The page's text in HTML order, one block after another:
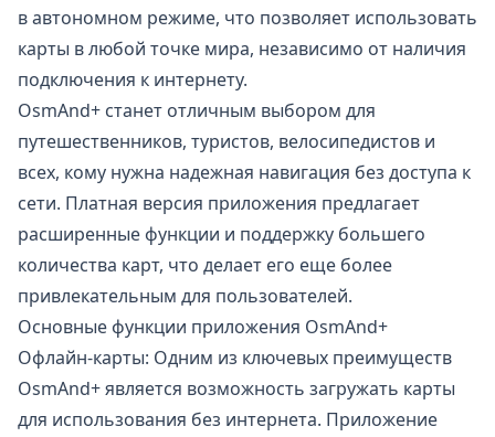
в автономном режиме, что позволяет использовать
карты в любой точке мира, независимо от наличия
подключения к интернету.
OsmAnd+ станет отличным выбором для
путешественников, туристов, велосипедистов и
всех, кому нужна надежная навигация без доступа к
сети. Платная версия приложения предлагает
расширенные функции и поддержку большего
количества карт, что делает его еще более
привлекательным для пользователей.
Основные функции приложения OsmAnd+
Офлайн-карты: Одним из ключевых преимуществ
OsmAnd+ является возможность загружать карты
для использования без интернета. Приложение